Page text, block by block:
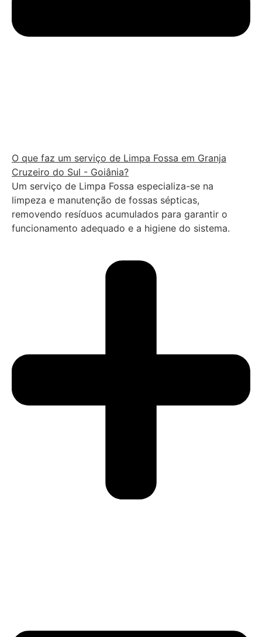
O que faz um serviço de Limpa Fossa em Granja
Cruzeiro do Sul - Goiânia?
Um serviço de Limpa Fossa especializa-se na
limpeza e manutenção de fossas sépticas,
removendo resíduos acumulados para garantir o
funcionamento adequado e a higiene do sistema.